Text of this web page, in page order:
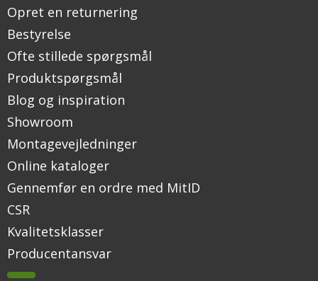
Opret en returnering
Bestyrelse
Ofte stillede spørgsmål
Produktspørgsmål
Blog og inspiration
Showroom
Montagevejledninger
Online kataloger
Gennemfør en ordre med MitID
CSR
Kvalitetsklasser
Producentansvar